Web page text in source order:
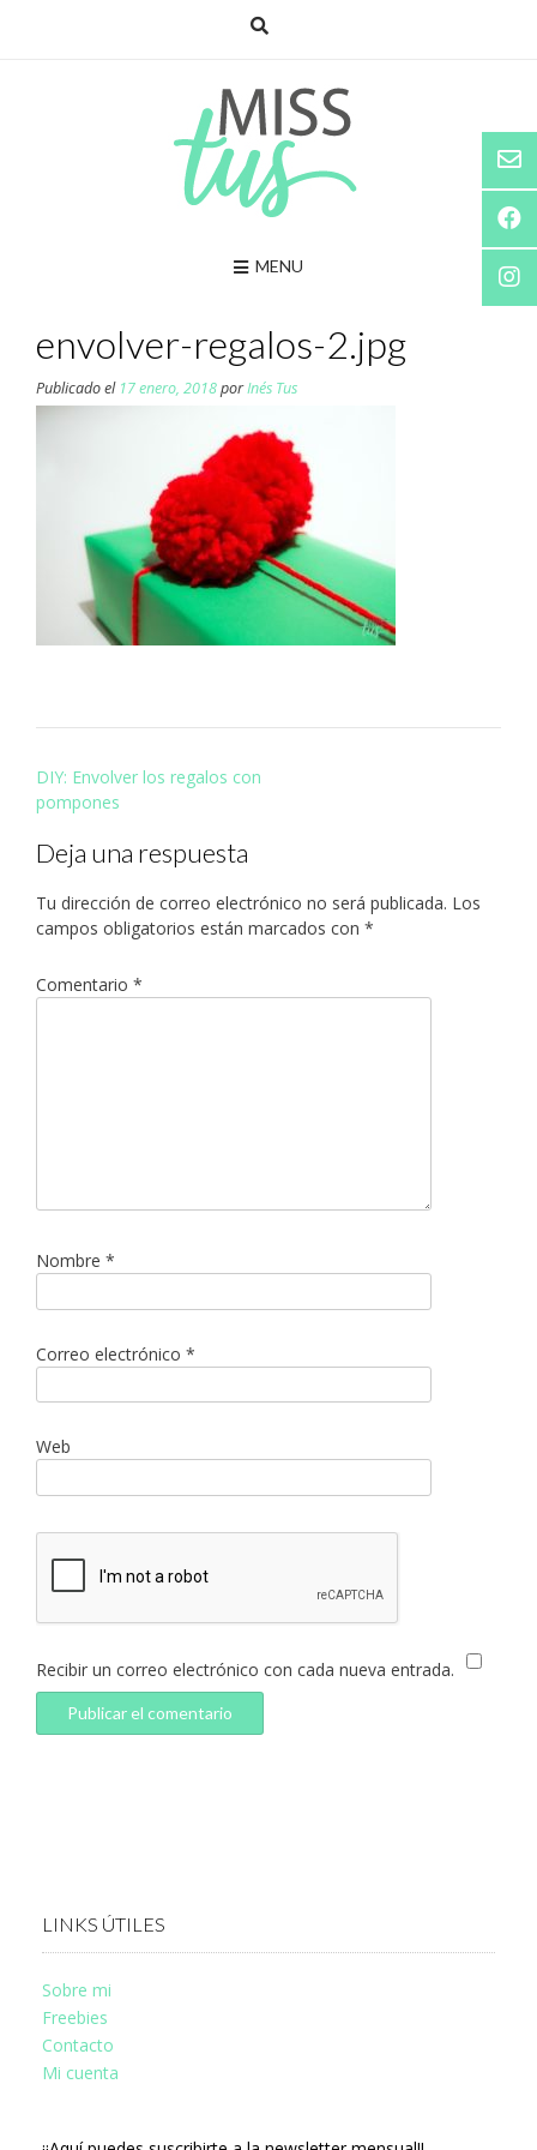
MENU
envolver-regalos-2.jpg
Publicado el 17 enero, 2018porInés Tus
Navegación
de
DIY: Envolver los regalos con
pompones
Deja una respuesta
Tu dirección de correo electrónico no será publicada. Los
campos obligatorios están marcados con *
Comentario *
Nombre *
Correo electrónico *
Web
Recibir un correo electrónico con cada nueva entrada.
LINKS ÚTILES
Sobre mi
Freebies
Contacto
Mi cuenta